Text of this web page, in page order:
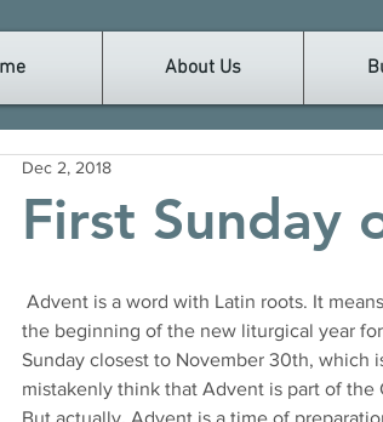
About Us
First Sunday
Dec 2, 2018
the beginning of the new liturgical year
Sunday closest to November 30th, which
mistakenly think that Advent is part of the
But actually, Advent is a time of